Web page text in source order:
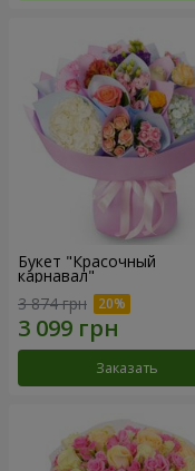
Букет "Красочный
карнавал"
3 874 грн
Заказать